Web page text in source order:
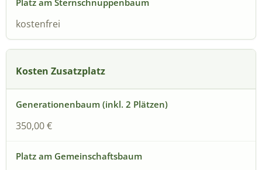
kostenfrei
Kosten Zusatzplatz
350,00 €